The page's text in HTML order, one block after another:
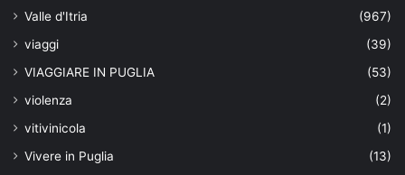
Valle d'Itria
(967)
viaggi
(39)
VIAGGIARE IN PUGLIA
(53)
violenza
(2)
vitivinicola
(1)
Vivere in Puglia
(13)